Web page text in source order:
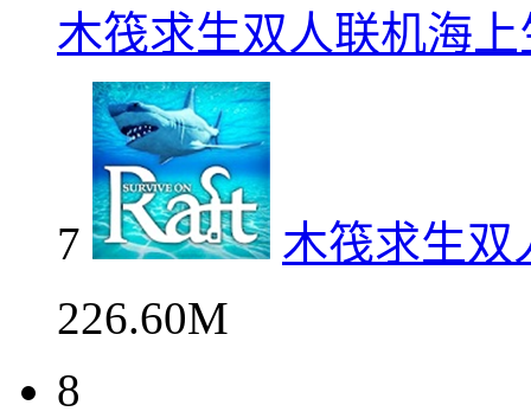
木筏求生双人联机海
7
木筏求生双
226.60M
8